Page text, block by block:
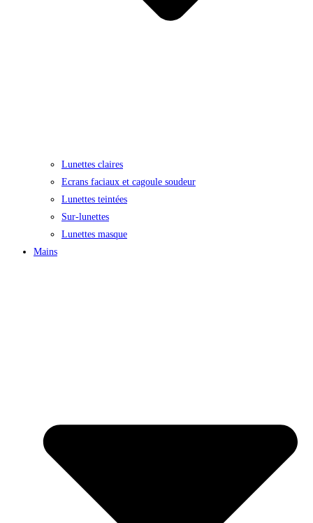
Lunettes claires
Ecrans faciaux et cagoule soudeur
Lunettes teintées
Sur-lunettes
Lunettes masque
Mains